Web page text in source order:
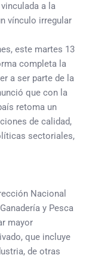
a la
vínculo irregular
este martes 13
completa la
a ser parte de la
que con la
retoma un
de calidad,
sectoriales,
Nacional
y Pesca
mayor
que incluye
de otras